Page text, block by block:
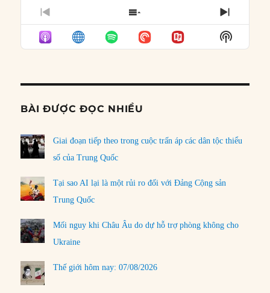
PREVIOUS
EPISODE
SHOW
EPISODES
LIST
NEXT
Show
Podcast
BÀI ĐƯỢC ĐỌC NHIỀU
Giai đoạn tiếp theo trong cuộc trấn áp các dân tộc thiểu
số của Trung Quốc
Tại sao AI lại là một rủi ro đối với Đảng Cộng sản
Trung Quốc
Mối nguy khi Châu Âu do dự hỗ trợ phòng không cho
Ukraine
Thế giới hôm nay: 07/08/2026